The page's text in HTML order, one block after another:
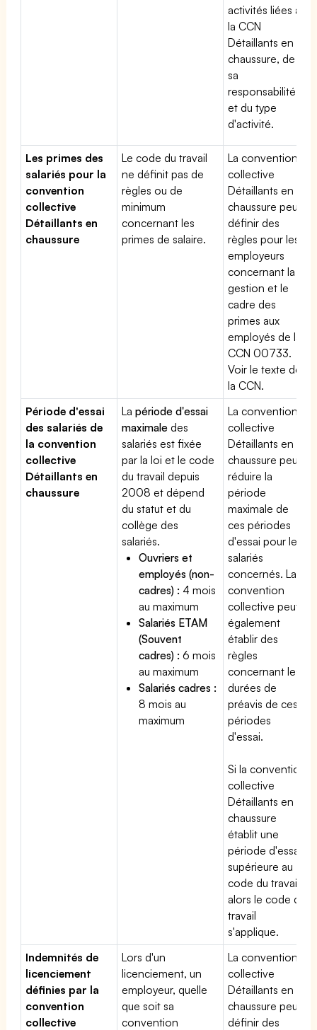
activités liées à
la CCN
Détaillants en
chaussure, de
sa
responsabilité
et du type
d'activité.
Les primes des
salariés pour la
convention
collective
Détaillants en
chaussure
Le code du travail
ne définit pas de
règles ou de
minimum
concernant les
primes de salaire.
La convention
collective
Détaillants en
chaussure peut
définir des
règles pour les
employeurs
concernant la
gestion et le
cadre des
primes aux
employés de la
CCN 00733.
Voir le texte de
la CCN.
Période d'essai
des salariés de
la convention
collective
Détaillants en
chaussure
Lapériode d'essai
maximale des
salariés est fixée
par la loi et le code
du travail depuis
2008 et dépend
du statut et du
collège des
salariés.
Ouvriers et
employés (non-
cadres) : 4 mois
au maximum
Salariés ETAM
(Souvent
cadres) : 6 mois
au maximum
Salariés cadres :
8 mois au
maximum
La convention
collective
Détaillants en
chaussure peut
réduire la
période
maximale de
ces périodes
d'essai pour les
salariés
concernés. La
convention
collective peut
également
établir des
règles
concernant les
durées de
préavis de ces
périodes
d'essai.
Si la convention
collective
Détaillants en
chaussure
établit une
période d'essai
supérieure au
code du travail,
alors le code du
travail
s'applique.
Indemnités de
licenciement
définies par la
convention
collective
Lors d'un
licenciement, un
employeur, quelle
que soit sa
convention
La convention
collective
Détaillants en
chaussure peut
définir des